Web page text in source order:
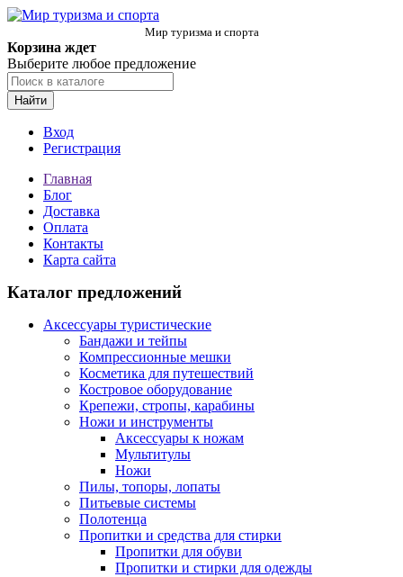
Мир туризма и спорта
Корзина ждет
Выберите любое предложение
Найти
Вход
Регистрация
Главная
Блог
Доставка
Оплата
Контакты
Карта сайта
Каталог предложений
Аксессуары туристические
Бандажи и тейпы
Компрессионные мешки
Косметика для путешествий
Костровое оборудование
Крепежи, стропы, карабины
Ножи и инструменты
Аксессуары к ножам
Мультитулы
Ножи
Пилы, топоры, лопаты
Питьевые системы
Полотенца
Пропитки и средства для стирки
Пропитки для обуви
Пропитки и стирки для одежды